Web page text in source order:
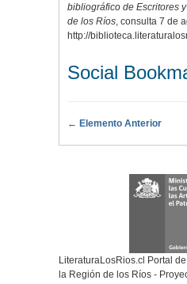
bibliográfico de Escritores
de los Ríos, consulta 7 de
http://
Social
← Elemento Anterior
LiteraturaLosRios.cl Portal
la Región de los Ríos -